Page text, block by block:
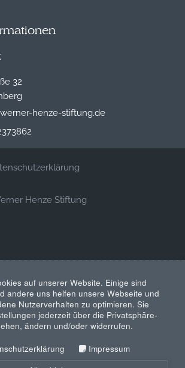
32
henze-stiftung.de
Henze Stiftung
auf unserer Website. Einige sind
andere uns helfen unsere Webseite und
Nutzerverhalten zu optimieren. Sie
jederzeit über die Privatsphäre-
ändern und/oder widerrufen.
Impressum